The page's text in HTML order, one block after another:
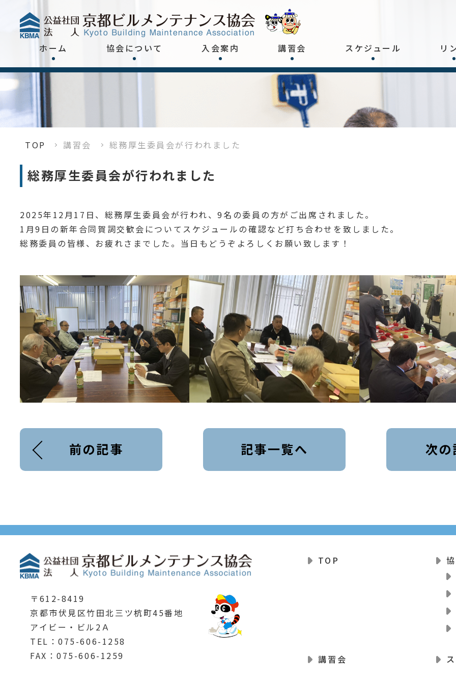
ホーム 協会について 入会案内 講習会 スケジュール リ
TOP 講習会 総務厚生委員会が行われました
総務厚生委員会が行われました
2025年12月17日、総務厚生委員会が行われ、9名の委員の方がご出席されました。
1月9日の新年合同賀詞交歓会についてスケジュールの確認など打ち合わせを致しました。
総務委員の皆様、お疲れさまでした。当日もどうぞよろしくお願い致します！
前の記事 記事一覧へ 次
〒612-8419
京都市伏見区竹田北三ツ杭町45番地
アイビー・ビル2Ａ
TEL：075-606-1258
FAX：075-606-1259
TOP
講習会